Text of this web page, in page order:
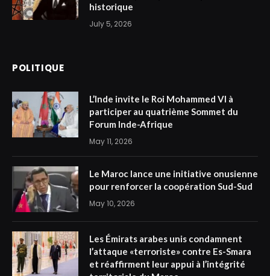
historique
July 5, 2026
POLITIQUE
L’Inde invite le Roi Mohammed VI à
participer au quatrième Sommet du
Forum Inde-Afrique
May 11, 2026
Le Maroc lance une initiative onusienne
pour renforcer la coopération Sud-Sud
May 10, 2026
Les Émirats arabes unis condamnent
l’attaque «terroriste» contre Es-Smara
et réaffirment leur appui à l’intégrité